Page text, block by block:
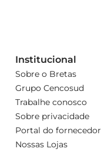
Institucional
Sobre o Bretas
Grupo Cencosud
Trabalhe conosco
Sobre privacidade
Portal do fornecedor
Nossas Lojas